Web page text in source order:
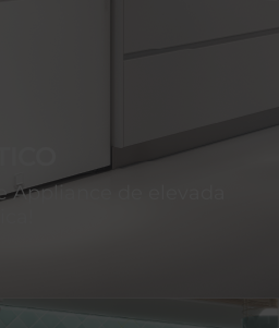
Appliance de elevada